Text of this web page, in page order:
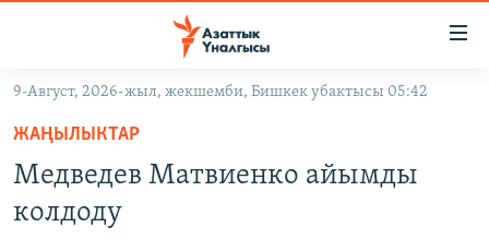
Навигацияга
өтүңүз
Издөөгө
салыңыз
ДҮЙНӨ
9-Август, 2026-жыл, жекшемби, Бишкек убактысы 05:42
ЖАҢЫЛЫКТАР
Медведев Матвиенко айымды
колдоду